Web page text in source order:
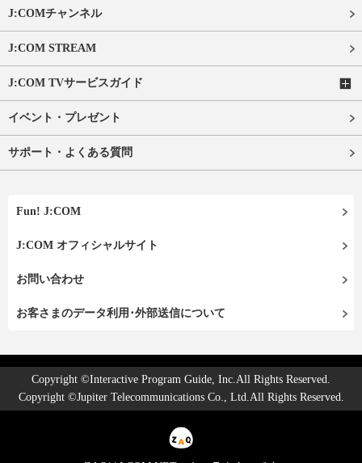
J:COMチャンネル
J:COM STREAM
J:COM TVサービスガイド
イベント・プレゼント
サポート・よくある質問
Fun! J:COM
J:COM オフィシャルサイト
お問い合わせ
お客さまのデータ利用･外部送信について
Copyright ©Interactive Program Guide, Inc.All Rights Reserved.
Copyright ©Jupiter Telecommunications Co., Ltd.All Rights Reserved.